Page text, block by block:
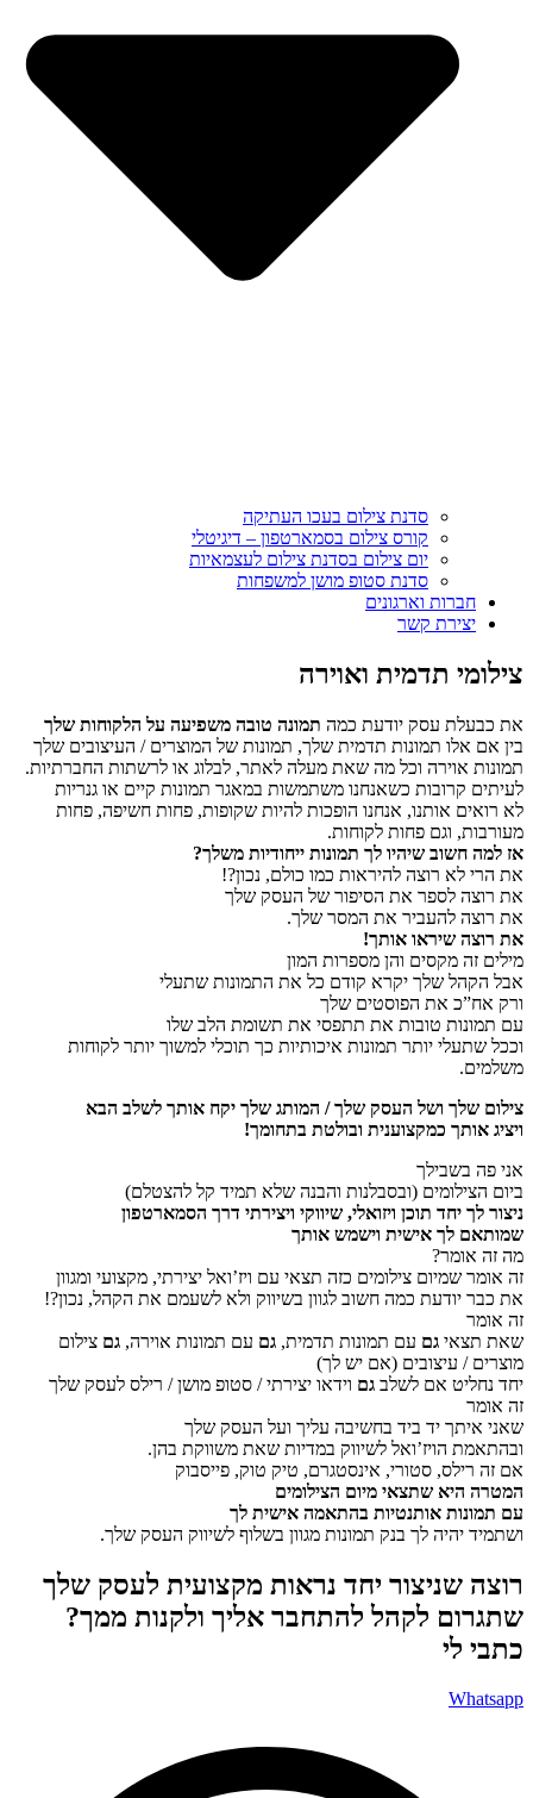
סדנת צילום בעכו העתיקה
קורס צילום בסמארטפון – דיגיטלי
יום צילום בסדנת צילום לעצמאיות
סדנת סטופ מושן למשפחות
חברות וארגונים
יצירת קשר
צילומי תדמית ואוירה
את כבעלת עסק יודעת כמה תמונה טובה משפיעה על הלקוחות שלך
בין אם אלו תמונות תדמית שלך, תמונות של המוצרים / העיצובים שלך
תמונות אוירה וכל מה שאת מעלה לאתר, לבלוג או לרשתות החברתיות.
לעיתים קרובות כשאנחנו משתמשות במאגר תמונות קיים או גנריות
לא רואים אותנו, אנחנו הופכות להיות שקופות, פחות חשיפה, פחות
מעורבות, וגם פחות לקוחות.
אז למה חשוב שיהיו לך תמונות ייחודיות משלך?
את הרי לא רוצה להיראות כמו כולם, נכון?!
את רוצה לספר את הסיפור של העסק שלך
את רוצה להעביר את המסר שלך.
את רוצה שיראו אותך!
מילים זה מקסים והן מספרות המון
אבל הקהל שלך יקרא קודם כל את התמונות שתעלי
ורק אח”כ את הפוסטים שלך
עם תמונות טובות את תתפסי את תשומת הלב שלו
וככל שתעלי יותר תמונות איכותיות כך תוכלי למשוך יותר לקוחות
משלמים.
צילום שלך ושל העסק שלך / המותג שלך יקח אותך לשלב הבא
ויציג אותך כמקצוענית ובולטת בתחומך!
אני פה בשבילך
ביום הצילומים (ובסבלנות והבנה שלא תמיד קל להצטלם)
ניצור לך יחד תוכן ויזואלי, שיווקי ויצירתי דרך הסמארטפון
שמותאם לך אישית וישמש אותך
מה זה אומר?
זה אומר שמיום צילומים כזה תצאי עם ויז’ואל יצירתי, מקצועי ומגוון
את כבר יודעת כמה חשוב לגוון בשיווק ולא לשעמם את הקהל, נכון?!
זה אומר
שאת תצאי גם עם תמונות תדמית, גם עם תמונות אוירה, גם צילום
מוצרים / עיצובים (אם יש לך)
יחד נחליט אם לשלב גם וידאו יצירתי / סטופ מושן / רילס לעסק שלך
זה אומר
שאני איתך יד ביד בחשיבה עליך ועל העסק שלך
ובהתאמת הויז’ואל לשיווק במדיות שאת משווקת בהן.
אם זה רילס, סטורי, אינסטגרם, טיק טוק, פייסבוק
המטרה היא שתצאי מיום הצילומים
עם תמונות אותנטיות בהתאמה אישית לך
ושתמיד יהיה לך בנק תמונות מגוון בשלוף לשיווק העסק שלך.
רוצה שניצור יחד נראות מקצועית לעסק שלך
שתגרום לקהל להתחבר אליך ולקנות ממך?
כתבי לי ​
Whatsapp